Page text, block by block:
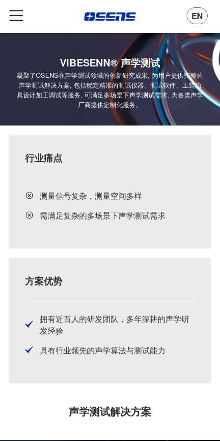
EN
VIBESENN® 声学测试
凝聚了OSENS在声学测试领域的创新研究成果, 为用户提供完整的
声学测试解决方案, 包括稳定精准的测试仪器、测试软件、工装治
具设计加工调试等服务, 可满足多场景下声学测试需求, 为各类声学
厂商提供定制化服务。
行业痛点
测量信号复杂，测量空间多样
需满足复杂的多场景下声学测试需求
方案优势
拥有近百人的研发团队，多年深耕的声学研
发经验
具有行业领先的声学算法与测试能力
声学测试解决方案